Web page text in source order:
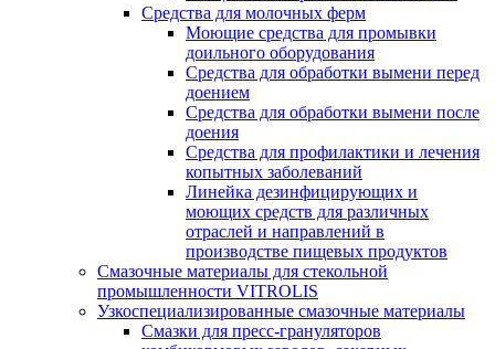
Средства для молочных ферм
Моющие средства для промывки
доильного оборудования
Средства для обработки вымени перед
доением
Средства для обработки вымени после
доения
Средства для профилактики и лечения
копытных заболеваний
Линейка дезинфицирующих и
моющих средств для различных
отраслей и направлений в
производстве пищевых продуктов
Смазочные материалы для стекольной
промышленности VITROLIS
Узкоспециализированные смазочные материалы
Смазки для пресс-грануляторов